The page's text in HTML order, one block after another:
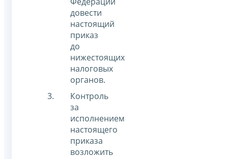
довести
настоящий
приказ
до
нижестоящих
налоговых
органов.
Контроль
за
исполнением
настоящего
приказа
возложить